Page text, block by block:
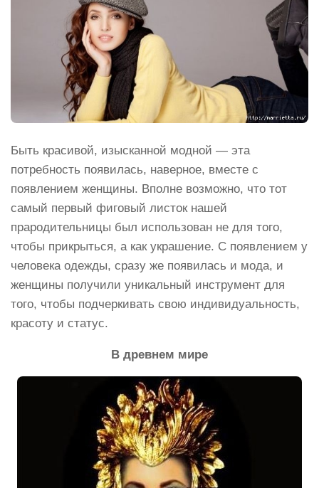
Быть красивой, изысканной модной — эта
потребность появилась, наверное, вместе с
появлением женщины. Вполне возможно, что тот
самый первый фиговый листок нашей
прародительницы был использован не для того,
чтобы прикрыться, а как украшение. С появлением у
человека одежды, сразу же появилась и мода, и
женщины получили уникальный инструмент для
того, чтобы подчеркивать свою индивидуальность,
красоту и статус.
В древнем мире